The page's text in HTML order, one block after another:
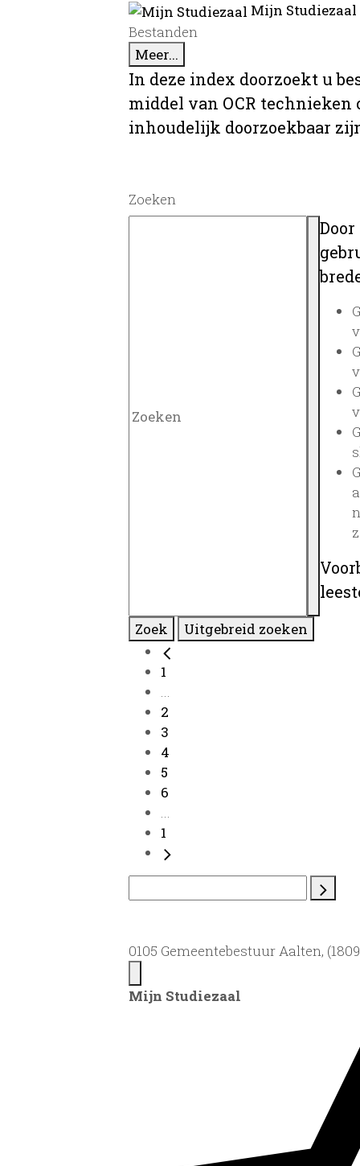
Mijn
Bestanden
Meer...
In deze index doorzoekt u
middel van OCR
inhoudelijk doorzoekbaar
Zoeken
Zoek Uitgebreid zoeken
1
...
2
3
4
5
6
...
1
0105 Gemeentebestuur Aalten,
Mijn Studiezaal